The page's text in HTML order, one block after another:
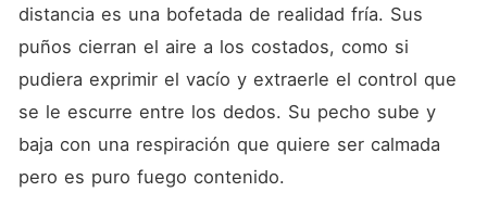
distancia es una bofetada de realidad fría. Sus
puños cierran el aire a los costados, como si
pudiera exprimir el vacío y extraerle el control que
se le escurre entre los dedos. Su pecho sube y
baja con una respiración que quiere ser calmada
pero es puro fuego contenido.